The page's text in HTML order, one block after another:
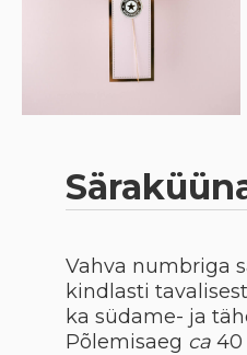
Vahva numbriga
kindlasti
ka südame- ja
Põlemisaeg ca 40